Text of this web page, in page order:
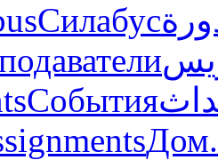
Силабус
События
Дом.